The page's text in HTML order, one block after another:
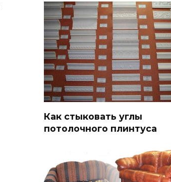
Как стыковать углы
потолочного плинтуса